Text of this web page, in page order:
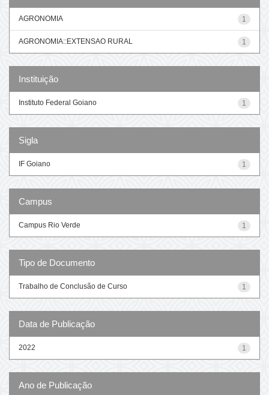
1
AGRONOMIA
1
AGRONOMIA::EXTENSAO RURAL
Instituição
1
Instituto Federal Goiano
Sigla
1
IF Goiano
Campus
1
Campus Rio Verde
Tipo de Documento
1
Trabalho de Conclusão de Curso
Data de Publicação
1
2022
Ano de Publicação